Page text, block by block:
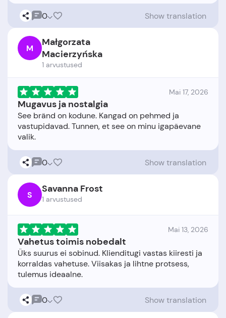
0 Show translation
M
Małgorzata
Macierzyńska
1 arvustused
Mai 17, 2026
Mugavus ja nostalgia
See bränd on kodune. Kangad on pehmed ja
vastupidavad. Tunnen, et see on minu igapäevane
0 Show translation
S Savanna Frost
1 arvustused
Mai 13, 2026
Vahetus toimis nobedalt
Üks suurus ei sobinud. Klienditugi vastas kiiresti ja
korraldas vahetuse. Viisakas ja lihtne protsess,
0 Show translation